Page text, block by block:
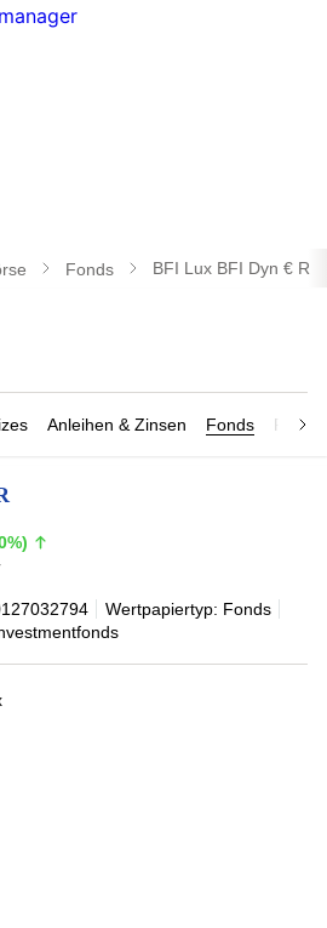
Fonds BFI Lux BFI Dyn € R
Anleihen & Zinsen Fonds
Wertpapiertyp: Fonds